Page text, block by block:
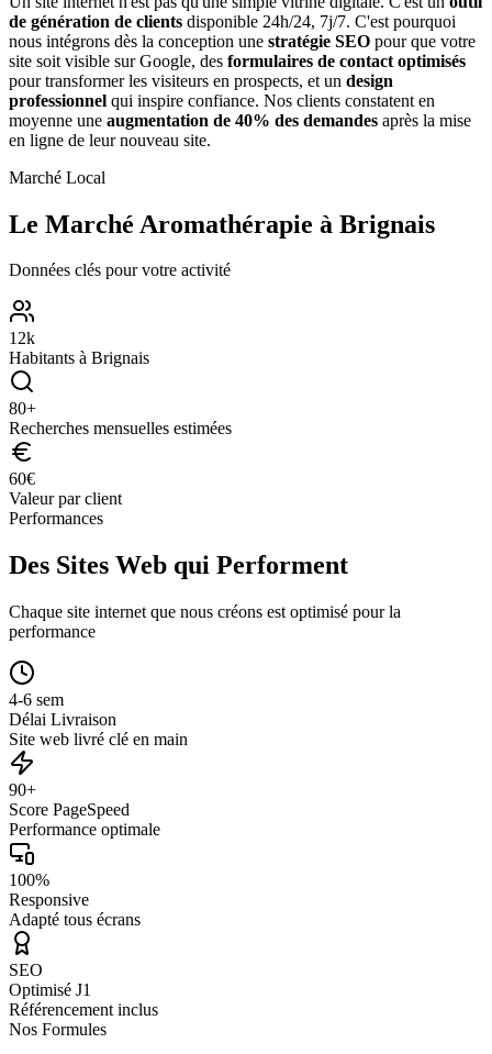
de génération de clients disponible 24h/24, 7j/7. C'est pourquoi
nous intégrons dès la conception une stratégie SEO pour que votre
site soit visible sur Google, des formulaires de contact optimisés
pour transformer les visiteurs en prospects, et un design
professionnel qui inspire confiance. Nos clients constatent en
moyenne une augmentation de 40% des demandes après la mise
en ligne de leur nouveau site.
Marché Local
Le Marché Aromathérapie à Brignais
Données clés pour votre activité
12k
Habitants à Brignais
80+
Recherches mensuelles estimées
60€
Valeur par client
Performances
Des Sites Web qui Performent
Chaque site internet que nous créons est optimisé pour la
performance
4-6 sem
Délai Livraison
Site web livré clé en main
90+
Score PageSpeed
Performance optimale
100%
Responsive
Adapté tous écrans
SEO
Optimisé J1
Référencement inclus
Nos Formules